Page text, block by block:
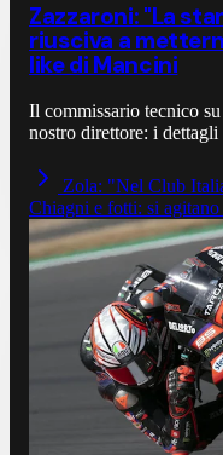
Zazzaroni: "La
riusciva a
like di Mancini
Il commissario tecnico
nostro direttore: i dettagli
Zola: "Nel Club
Chiagni e fotti: si